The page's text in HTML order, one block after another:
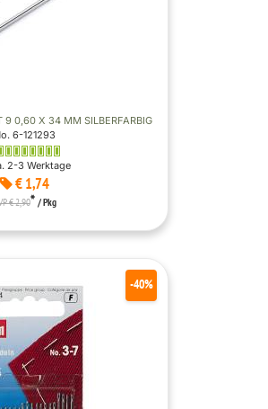
9 0,60 X 34 MM SILBERFARBIG
6-121293
2-3 Werktage
€ 1,74
€ 2,90* / Pkg
-40%